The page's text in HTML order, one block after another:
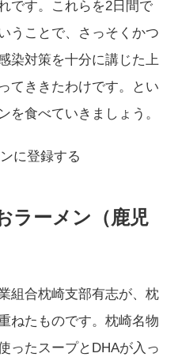
です。これらを2日間で
うことで、さっそくかつ
染対策を十分に講じた上
てききたわけです。とい
を食べていきましょう。
に登録する
ラーメン（鹿児
組合枕崎支部有志が、枕
ねたものです。枕崎名物
ったスープとDHAが入っ